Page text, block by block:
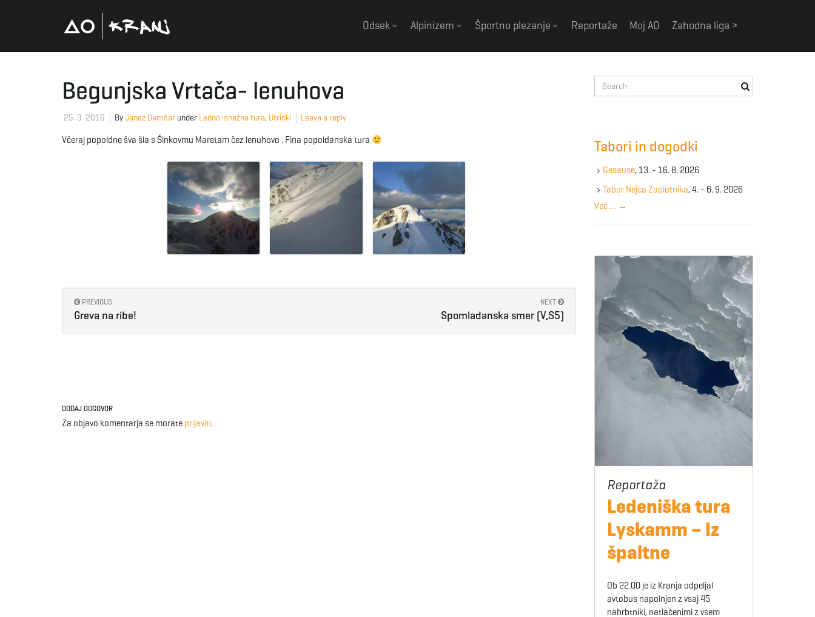
Odsek Alpinizem Športno plezanje Reportaže Moj AO Zahodna liga >
Begunjska Vrtača- lenuhova
25. 3. 2016 ByJanez Demšar under Ledno-snežna tura, Utrinki Leave a reply
Včeraj popoldne šva šla s Šinkovmu Maretam čez lenuhovo . Fina popoldanska tura
PREVIOUS
Greva na ribe!
NEXT
Spomladanska smer (V,S5)
DODAJ ODGOVOR
Za objavo komentarja se morate prijaviti.
e
e
y
w
r
Tabori in dogodki
Gesause, 13. - 16. 8. 2026
Tabor Nejca Zaplotnika, 4. - 6. 9. 2026
Več … →
Ledeniška tura
Lyskamm – Iz
špaltne
Ob 22.00 je iz Kranja odpeljal
avtobus napolnjen z vsaj 45
nahrbtniki, natlačenimi z vsem